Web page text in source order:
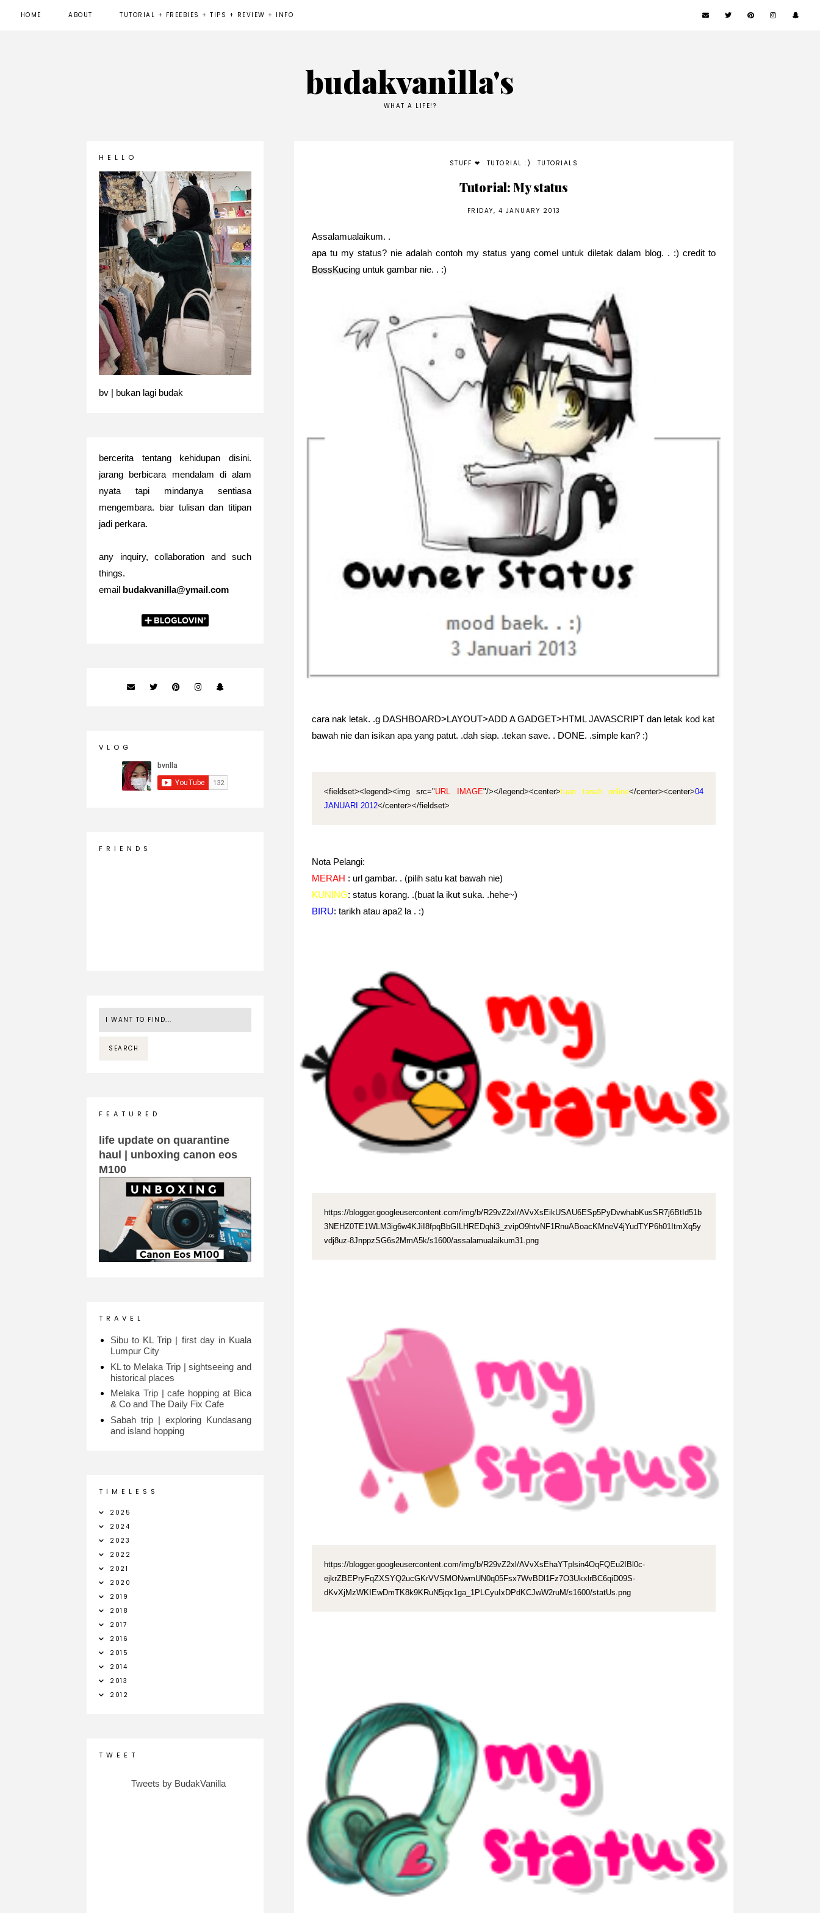
HOME ABOUT TUTORIAL + FREEBIES + TIPS + REVIEW + INFO
budakvanilla's
WHAT A LIFE!?
STUFF ❤ TUTORIAL :) TUTORIALS
Tutorial: My status
FRIDAY, 4 JANUARY 2013
Assalamualaikum. .
apa tu my status? nie adalah contoh my status yang comel untuk diletak dalam blog. . :) credit to
BossKucinguntuk gambar nie. . :)
cara nak letak. .g DASHBOARD>LAYOUT>ADD A GADGET>HTML JAVASCRIPT dan letak kod kat
bawah nie dan isikan apa yang patut. .dah siap. .tekan save. . DONE. .simple kan? :)
<fieldset><legend><img src="URL IMAGE"/></legend><center>tuan tanah online</center><center>04
JANUARI 2012</center></fieldset>
Nota Pelangi:
MERAH : url gambar. . (pilih satu kat bawah nie)
KUNING: status korang. .(buat la ikut suka. .hehe~)
BIRU: tarikh atau apa2 la . :)
https://blogger.googleusercontent.com/img/b/R29vZ2xl/AVvXsEikUSAU6ESp5PyDvwhabKusSR7j6BtId51b
3NEHZ0TE1WLM3ig6w4KJiI8fpqBbGILHREDqhi3_zvipO9htvNF1RnuABoacKMneV4jYudTYP6h01ItmXq5y
vdj8uz-8JnppzSG6s2MmA5k/s1600/assalamualaikum31.png
https://blogger.googleusercontent.com/img/b/R29vZ2xl/AVvXsEhaYTplsin4OqFQEu2IBl0c-
ejkrZBEPryFqZXSYQ2ucGKrVVSMONwmUN0q05Fsx7WvBDl1Fz7O3UkxlrBC6qiD09S-
dKvXjMzWKIEwDmTK8k9KRuN5jqx1ga_1PLCyuIxDPdKCJwW2ruM/s1600/statUs.png
H E L L O
bv | bukan lagi budak
bercerita tentang kehidupan disini.
jarang berbicara mendalam di alam
nyata tapi mindanya sentiasa
mengembara. biar tulisan dan titipan
jadi perkara.
any inquiry, collaboration and such
things.
email budakvanilla@ymail.com
V L O G
F R I E N D S
F E A T U R E D
life update on quarantine
haul | unboxing canon eos
M100
T R A V E L
Sibu to KL Trip | first day in Kuala
Lumpur City
KL to Melaka Trip | sightseeing and
historical places
Melaka Trip | cafe hopping at Bica
& Co and The Daily Fix Cafe
Sabah trip | exploring Kundasang
and island hopping
T I M E L E S S
2025
2024
2023
2022
2021
2020
2019
2018
2017
2016
2015
2014
2013
2012
T W E E T
Tweets by BudakVanilla